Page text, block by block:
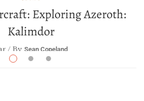
Exploring Azeroth:
Kalimdor
/ By Sean Copeland